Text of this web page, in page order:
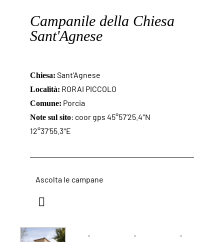
Campanile della Chiesa
Sant'Agnese
Chiesa: Sant’Agnese
Località: RORAI PICCOLO
Comune: Porcia
Note sul sito: coor gps 45°57’25.4″N
12°37’55.3″E
Ascolta le campane